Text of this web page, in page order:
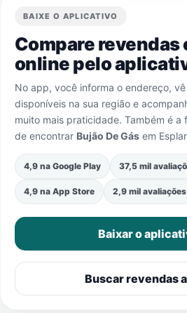
BAIXE O APLICATIVO
Compare revendas
online pelo
No app, você informa o endereço,
disponíveis na sua região e
muito mais praticidade. Também é a
de encontrar Bujão De Gás em
4,9 na Google Play 37,5 mil
4,9 na App Store 2,9 mil avaliações
Baixar o
Buscar revendas